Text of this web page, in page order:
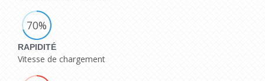
70%
RAPIDITÉ
Vitesse de chargement